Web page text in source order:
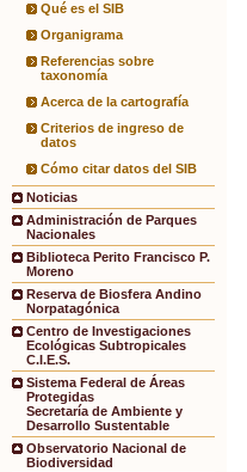
Qué es el SIB
Organigrama
Referencias sobre
taxonomía
Acerca de la cartografía
Criterios de ingreso de
datos
Cómo citar datos del SIB
Noticias
Administración de Parques
Nacionales
Biblioteca Perito Francisco P.
Moreno
Reserva de Biosfera Andino
Norpatagónica
Centro de Investigaciones
Ecológicas Subtropicales
C.I.E.S.
Sistema Federal de Áreas
Protegidas
Secretaría de Ambiente y
Desarrollo Sustentable
Observatorio Nacional de
Biodiversidad